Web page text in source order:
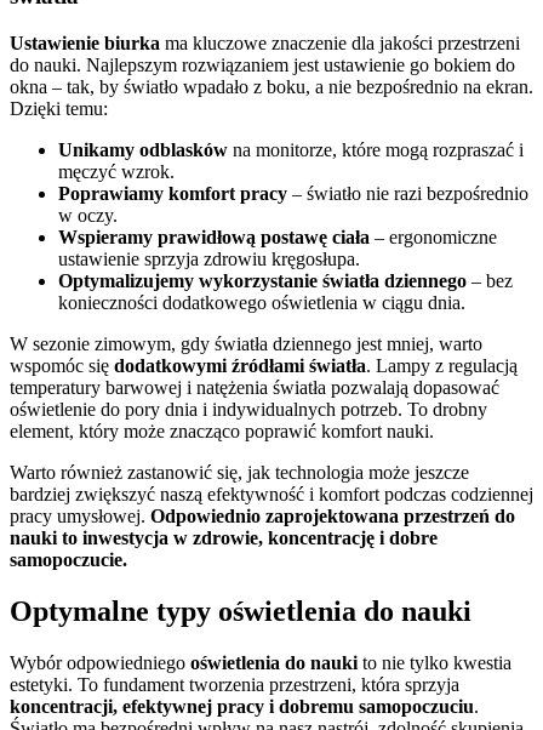
Ustawienie biurka ma kluczowe znaczenie dla jakości przestrzeni
do nauki. Najlepszym rozwiązaniem jest ustawienie go bokiem do
okna – tak, by światło wpadało z boku, a nie bezpośrednio na ekran.
Dzięki temu:
Unikamy odblasków na monitorze, które mogą rozpraszać i
męczyć wzrok.
Poprawiamy komfort pracy – światło nie razi bezpośrednio
w oczy.
Wspieramy prawidłową postawę ciała – ergonomiczne
ustawienie sprzyja zdrowiu kręgosłupa.
Optymalizujemy wykorzystanie światła dziennego – bez
konieczności dodatkowego oświetlenia w ciągu dnia.
W sezonie zimowym, gdy światła dziennego jest mniej, warto
wspomóc się dodatkowymi źródłami światła. Lampy z regulacją
temperatury barwowej i natężenia światła pozwalają dopasować
oświetlenie do pory dnia i indywidualnych potrzeb. To drobny
element, który może znacząco poprawić komfort nauki.
Warto również zastanowić się, jak technologia może jeszcze
bardziej zwiększyć naszą efektywność i komfort podczas codziennej
pracy umysłowej. Odpowiednio zaprojektowana przestrzeń do
nauki to inwestycja w zdrowie, koncentrację i dobre
samopoczucie.
Optymalne typy oświetlenia do nauki
Wybór odpowiedniego oświetlenia do nauki to nie tylko kwestia
estetyki. To fundament tworzenia przestrzeni, która sprzyja
koncentracji, efektywnej pracy i dobremu samopoczuciu.